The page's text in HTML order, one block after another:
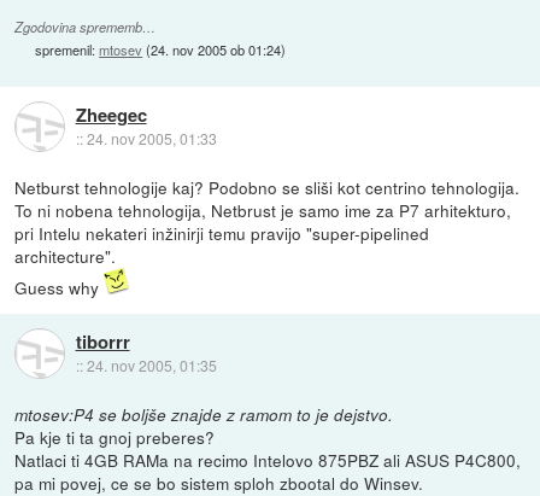
Zgodovina sprememb…
spremenil:mtosev(24. nov 2005 ob 01:24)
Zheegec
::24. nov 2005, 01:33
Netburst tehnologije kaj? Podobno se sliši kot centrino tehnologija.
To ni nobena tehnologija, Netbrust je samo ime za P7 arhitekturo,
pri Intelu nekateri inžinirji temu pravijo "super-pipelined
architecture".
Guess why
tiborrr
::24. nov 2005, 01:35
mtosev:P4 se boljše znajde z ramom to je dejstvo.
Pa kje ti ta gnoj preberes?
Natlaci ti 4GB RAMa na recimo Intelovo 875PBZ ali ASUS P4C800,
pa mi povej, ce se bo sistem sploh zbootal do Winsev.